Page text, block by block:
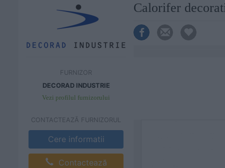
FURNIZOR
DECORAD INDUSTRIE
Vezi profilul furnizorului
CONTACTEAZĂ FURNIZORUL
Cere informatii
Contactează
Calorifer